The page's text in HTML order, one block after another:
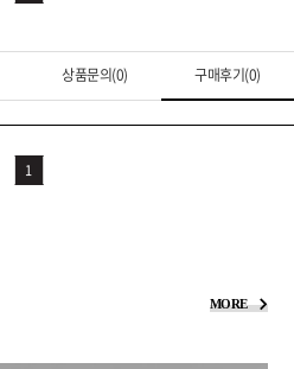
상품문의(0) 구매후기(0)
1
MORE